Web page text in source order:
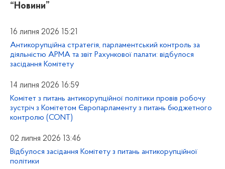
“Новини”
16 липня 2026 15:21
Антикорупційна стратегія, парламентський контроль за
діяльністю АРМА та звіт Рахункової палати: відбулося
засідання Комітету
14 липня 2026 16:59
Комітет з питань антикорупційної політики провів робочу
зустріч з Комітетом Європарламенту з питань бюджетного
контролю (CONT)
02 липня 2026 13:46
Відбулося засідання Комітету з питань антикорупційної
політики